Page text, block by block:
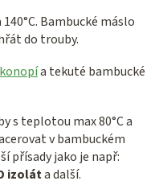
Bambucké máslo
do trouby.
a tekuté bambucké
s teplotou max 80°C a
v bambuckém
přísady jako je např:
izoláta další.